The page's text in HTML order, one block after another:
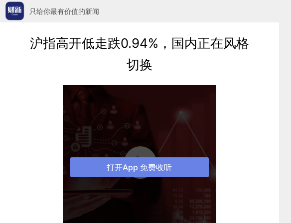
只给你最有价值的新闻
沪指高开低走跌0.94%，国内正在风格
切换
打开App 免费收听